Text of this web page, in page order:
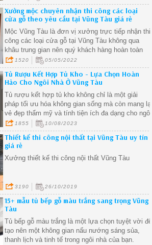
trí.
Xưởng mộc chuyên nhận thi công các loại
cửa gỗ theo yêu cầu tại Vũng Tàu giá rẻ
Mộc Vũng Tàu là đơn vị xưởng trực tiếp nhận thi
công các loại cửa gỗ tại Vũng Tàu không qua
khâu trung gian nên quý khách hàng hoàn toàn
yên tâm về chất lượng sản phẩm cũng như giá
cả sẽ tốt nhất trên thị trường tại nơi bạn đang
sinh sống.
1520 05/05/2022
Tủ Rượu Kết Hợp Tủ Kho - Lựa Chọn Hoàn
Hảo Cho Ngôi Nhà Ở Vũng Tàu
Tủ rượu kết hợp tủ kho không chỉ là một giải
pháp tối ưu hóa không gian sống mà còn mang
vẻ đẹp thẩm mỹ và tính tiện ích đa dạng cho ngôi
nhà của bạn.
1855 10/08/2023
Thiết kế thi công nội thất tại Vũng Tàu uy tín
giá rẻ
Xưởng thiết kế thi công nội thất Vũng Tàu
3190 26/10/2019
15+ mẫu tủ bếp gỗ màu trắng sang trọng Vũng
Tàu
Tủ bếp gỗ màu trắng là một lựa chọn tuyệt vời để
tạo nên một không gian nấu nướng sáng sủa,
thanh lịch và tinh tế trong ngôi nhà của bạn.